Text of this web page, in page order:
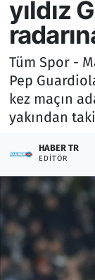
yıldız
Tüm Spor -
Pep
kez maçın
yakından
HABER TR
EDITÖR
Sağlık
Ekonomi
Yaşam
Hava
Bilim ve
Çevre &
Eğitim
Turizm
Tüm
Son
Haber